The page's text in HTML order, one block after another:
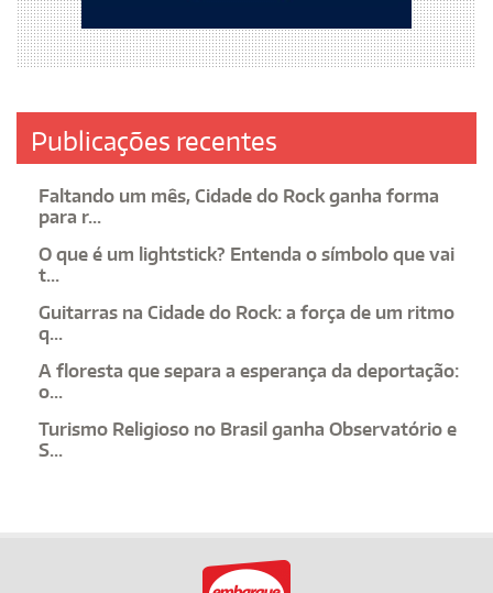
Publicações recentes
Faltando um mês, Cidade do Rock ganha forma
para r...
O que é um lightstick? Entenda o símbolo que vai
t...
Guitarras na Cidade do Rock: a força de um ritmo
q...
A floresta que separa a esperança da deportação:
o...
Turismo Religioso no Brasil ganha Observatório e
S...